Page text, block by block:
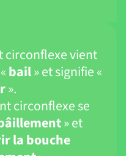
circonflexe vient
bail» et signifie «
».
circonflexe se
» et
la bouche